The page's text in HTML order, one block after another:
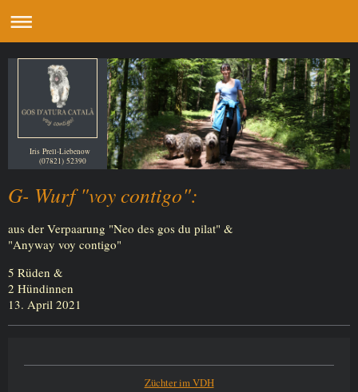
Iris Prell-Liebenow
(07821) 52390
G- Wurf "voy contigo":
aus der Verpaarung "Neo des gos du pilat" &
"Anyway voy contigo"
5 Rüden &
2 Hündinnen
13. April 2021
Züchter im VDH